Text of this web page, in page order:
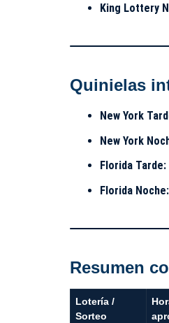
King Lottery
Quinielas
New York
New York
Florida Tarde:
Florida Noche:
Resumen
Lotería /
Sorteo